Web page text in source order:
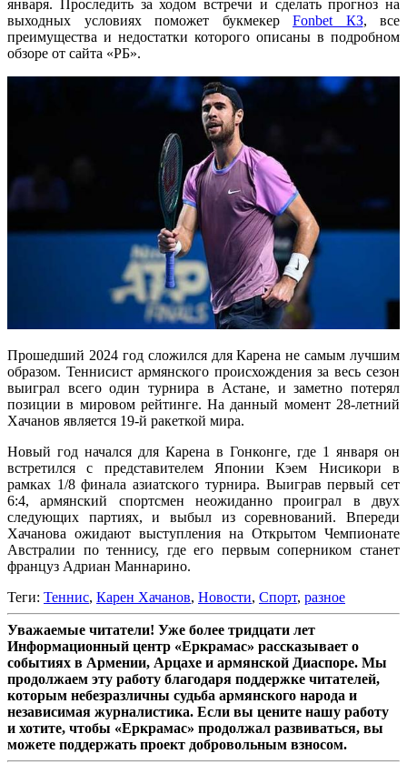
января. Проследить за ходом встречи и сделать прогноз на
выходных условиях поможет букмекер Fonbet КЗ, все
преимущества и недостатки которого описаны в подробном
обзоре от сайта «РБ».
Прошедший 2024 год сложился для Карена не самым лучшим
образом. Теннисист армянского происхождения за весь сезон
выиграл всего один турнира в Астане, и заметно потерял
позиции в мировом рейтинге. На данный момент 28-летний
Хачанов является 19-й ракеткой мира.
Новый год начался для Карена в Гонконге, где 1 января он
встретился с представителем Японии Кэем Нисикори в
рамках 1/8 финала азиатского турнира. Выиграв первый сет
6:4, армянский спортсмен неожиданно проиграл в двух
следующих партиях, и выбыл из соревнований. Впереди
Хачанова ожидают выступления на Открытом Чемпионате
Австралии по теннису, где его первым соперником станет
француз Адриан Маннарино.
Теги: Теннис, Карен Хачанов, Новости, Спорт, разное
Уважаемые читатели! Уже более тридцати лет
Информационный центр «Еркрамас» рассказывает о
событиях в Армении, Арцахе и армянской Диаспоре. Мы
продолжаем эту работу благодаря поддержке читателей,
которым небезразличны судьба армянского народа и
независимая журналистика. Если вы цените нашу работу
и хотите, чтобы «Еркрамас» продолжал развиваться, вы
можете поддержать проект добровольным взносом.